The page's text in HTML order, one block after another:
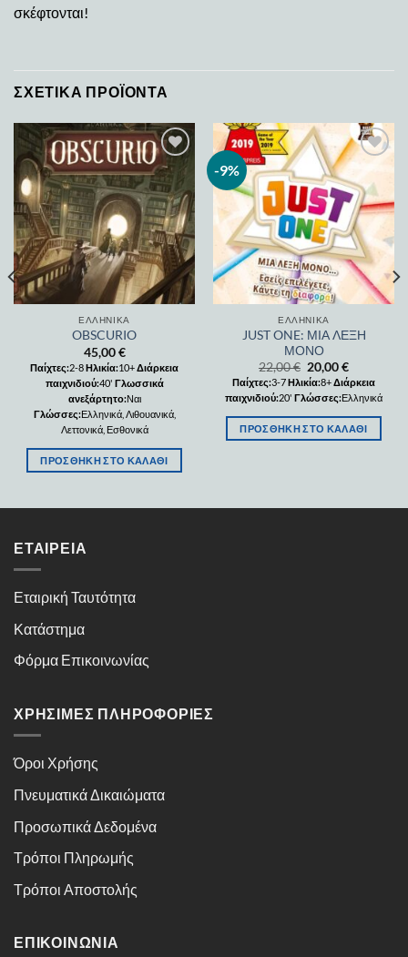
σκέφτονται!
ΣΧΕΤΙΚΆ ΠΡΟΪΌΝΤΑ
Add to
wishlist
ΕΛΛΗΝΙΚΆ
OBSCURIO
45,00€
Παίχτες:2-8Ηλικία:10+Διάρκεια
παιχνιδιού:40' Γλωσσικά
ανεξάρτητο:Ναι
Γλώσσες:Ελληνικά, Λιθουανικά,
Λεττονικά, Εσθονικά
ΠΡΟΣΘΉΚΗ ΣΤΟ ΚΑΛΆΘΙ
-9%
wishlist
ΕΛΛΗΝΙΚΆ
JUST ONE: ΜΙΑ ΛΕΞΗ
ΜΟΝΟ
22,00€ 20,00€
Παίχτες:3-7Ηλικία:8+Διάρκεια
παιχνιδιού:20' Γλώσσες:Ελληνικά
ΠΡΟΣΘΉΚΗ ΣΤΟ ΚΑΛΆΘΙ
ΕΤΑΙΡΕΊΑ
Εταιρική Ταυτότητα
Κατάστημα
Φόρμα Επικοινωνίας
ΧΡΉΣΙΜΕΣ ΠΛΗΡΟΦΟΡΊΕΣ
Όροι Χρήσης
Πνευματικά Δικαιώματα
Προσωπικά Δεδομένα
Τρόποι Πληρωμής
Τρόποι Αποστολής
ΕΠΙΚΟΙΝΩΝΊΑ